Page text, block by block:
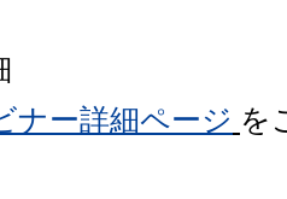
ナー詳細ページ を